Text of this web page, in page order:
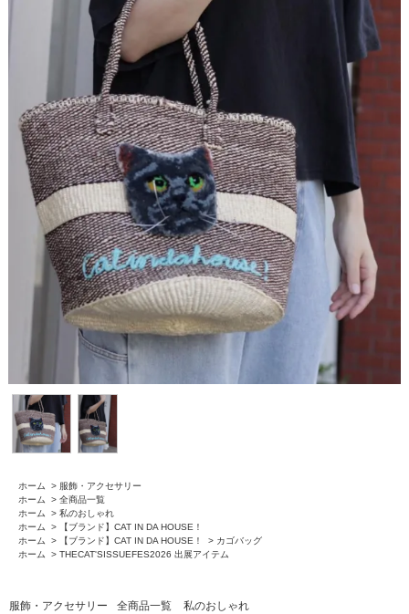
ホーム > 服飾・アクセサリー
ホーム
> 全商品一覧
ホーム
> 私のおしゃれ
ホーム
>
【ブランド】CAT IN DA HOUSE！
ホーム
> 【ブランド】CAT IN DA HOUSE！ > カゴバッグ
ホーム
> THECAT'SISSUEFES2026 出展アイテム
服飾・アクセサリー 全商品一覧
私のおしゃれ